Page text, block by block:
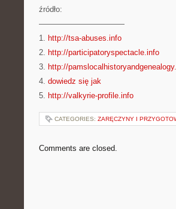
źródło:
———————————
1. http://tsa-abuses.info
2. http://participatoryspectacle.info
3. http://
4. dowiedz się jak
5. http://valkyrie-profile.info
CATEGORIES: ZARĘCZYNY I
Comments are closed.